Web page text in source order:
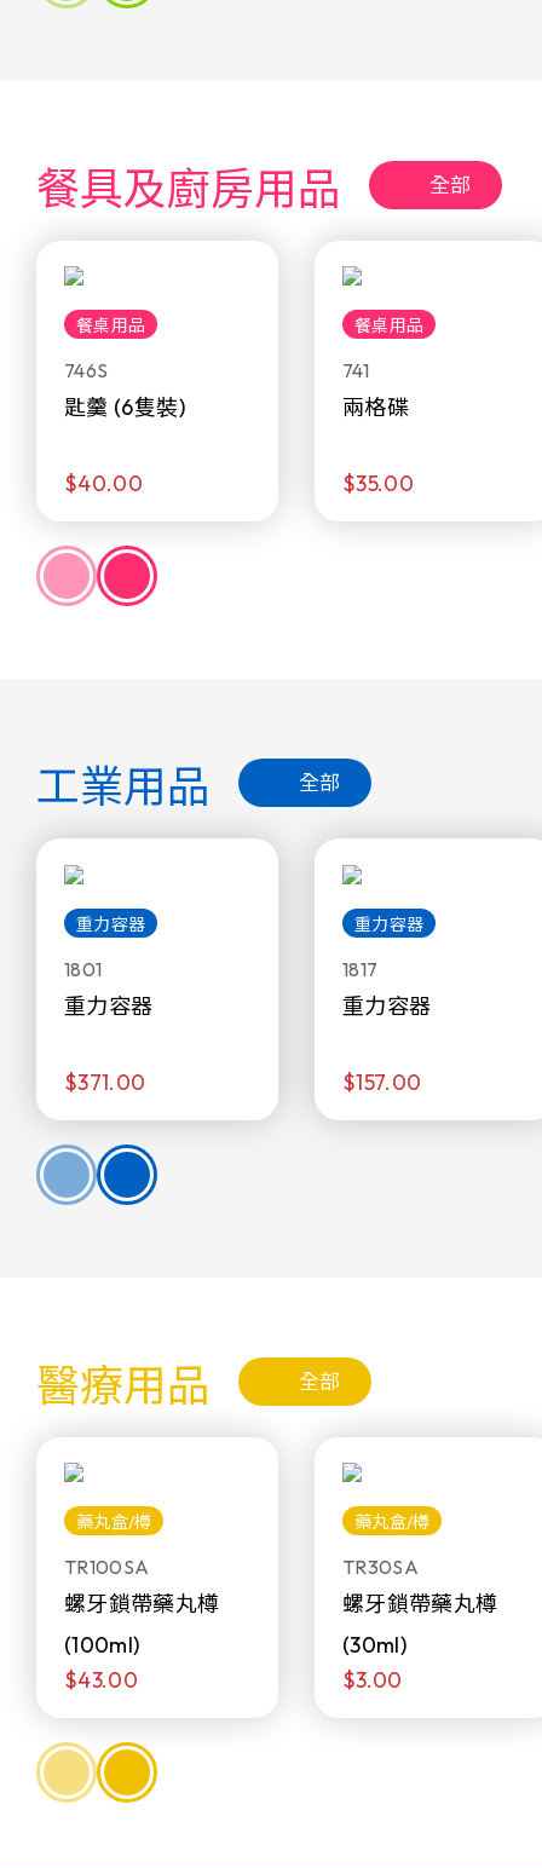
餐具及廚房用品 全部
餐桌用品
746S
匙羹 (6隻裝)
$40.00
餐桌用品
741
兩格碟
$35.00
工業用品 全部
重力容器
1801
重力容器
$371.00
重力容器
1817
重力容器
$157.00
醫療用品 全部
藥丸盒/樽
TR100SA
螺牙鎖帶藥丸樽
(100ml)
$43.00
藥丸盒/樽
TR30SA
螺牙鎖帶藥丸樽
(30ml)
$3.00